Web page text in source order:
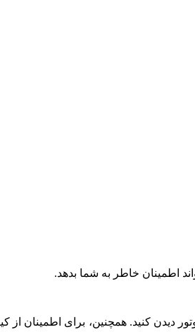
اطمینان خاطر به شما بدهد.
دیدن کنید. همچنین، برای اطمینان